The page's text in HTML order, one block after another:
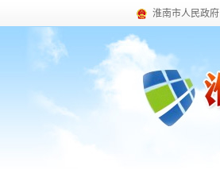
淮南市人民政府